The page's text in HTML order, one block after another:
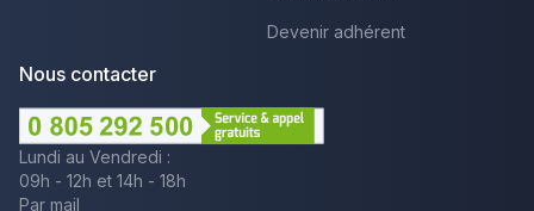
Devenir adhérent
Nous contacter
Lundi au Vendredi :
09h - 12h et 14h - 18h
Par mail